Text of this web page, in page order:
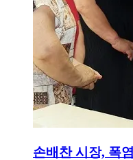
손배찬 시장, 폭